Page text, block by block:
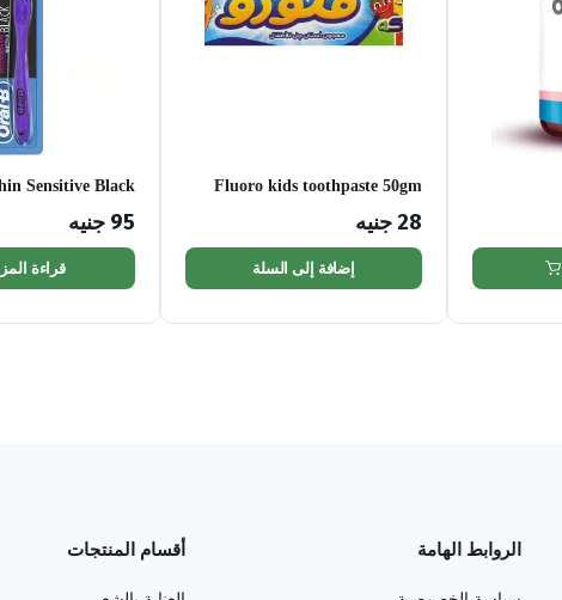
Fluoro kids toothpaste 50gm
28 جنيه
إضافة إلى السلة
Sensitive Black
95 جنيه
قراءة
الروابط الهامة أقسام المنتجات